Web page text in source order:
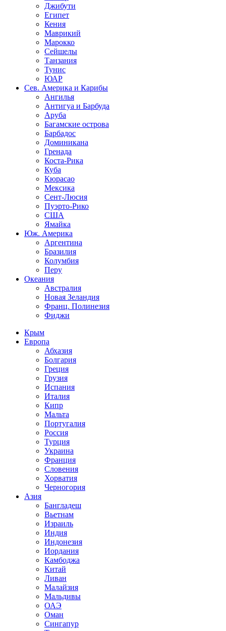
Джибути
Египет
Кения
Маврикий
Марокко
Сейшелы
Танзания
Тунис
ЮАР
Сев. Америка и Карибы
Ангилья
Антигуа и Барбуда
Аруба
Багамские острова
Барбадос
Доминикана
Гренада
Коста-Рика
Куба
Кюрасао
Мексика
Сент-Люсия
Пуэрто-Рико
США
Ямайка
Юж. Америка
Аргентина
Бразилия
Колумбия
Перу
Океания
Австралия
Новая Зеландия
Франц. Полинезия
Фиджи
Крым
Европа
Абхазия
Болгария
Греция
Грузия
Испания
Италия
Кипр
Мальта
Португалия
Россия
Турция
Украина
Франция
Словения
Хорватия
Черногория
Азия
Бангладеш
Вьетнам
Израиль
Индия
Индонезия
Иордания
Камбоджа
Китай
Ливан
Малайзия
Мальдивы
ОАЭ
Оман
Сингапур